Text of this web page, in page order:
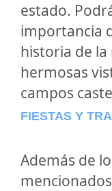
estado.
importancia
historia de
hermosas
campos
FIESTAS Y
Además de